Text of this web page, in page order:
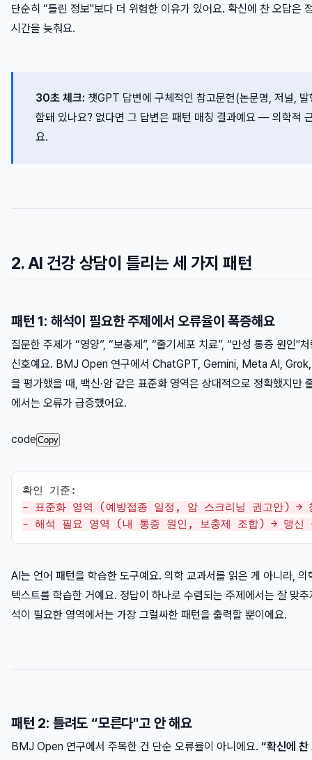
단순히 “틀린 정보"보다 더 위험한 이유가 있어요. 확신에 찬 오답은
시간을 늦춰요.
30초 체크: 챗GPT 답변에 구체적인 참고문헌(논문명, 저널,
함돼 있나요? 없다면 그 답변은 패턴 매칭 결과예요 — 의학적
요.
2. AI 건강 상담이 틀리는 세 가지 패턴
패턴 1: 해석이 필요한 주제에서 오류율이 폭증해요
질문한 주제가 “영양”, “보충제”, “줄기세포 치료”, “만성 통증 원인"
신호예요. BMJ Open 연구에서 ChatGPT, Gemini, Meta AI,
을 평가했을 때, 백신·암 같은 표준화 영역은 상대적으로 정확했지만
에서는 오류가 급증했어요.
code Copy
- 표준화 영역 (예방접종 일정, 암 스크리닝 권고안) →
- 해석 필요 영역 (내 통증 원인, 보충제 조합) → 맹신
AI는 언어 패턴을 학습한 도구예요. 의학 교과서를 읽은 게 아니라, 의
텍스트를 학습한 거예요. 정답이 하나로 수렴되는 주제에서는 잘 맞
석이 필요한 영역에서는 가장 그럴싸한 패턴을 출력할 뿐이에요.
패턴 2: 틀려도 “모른다"고 안 해요
BMJ Open 연구에서 주목한 건 단순 오류율이 아니에요. “확신에 찬